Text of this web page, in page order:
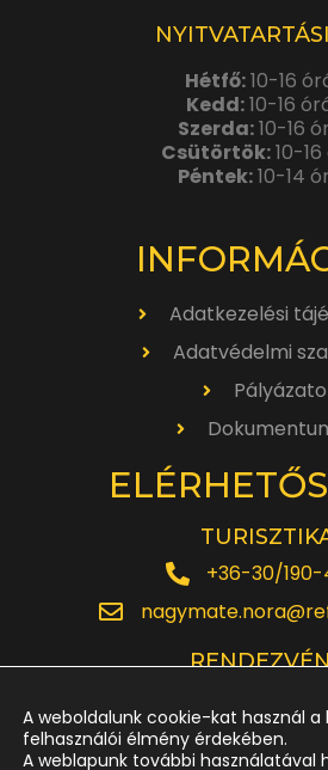
Hétfő:10-16
Kedd:10-16
Szerda:10-16
Csütörtök:10-16
Péntek:10-14
Adatkezelési
Adatvédelmi
+36-30/
A weboldalunk cookie-kat használ
felhasználói élmény érdekében.
A weblapunk további használatával